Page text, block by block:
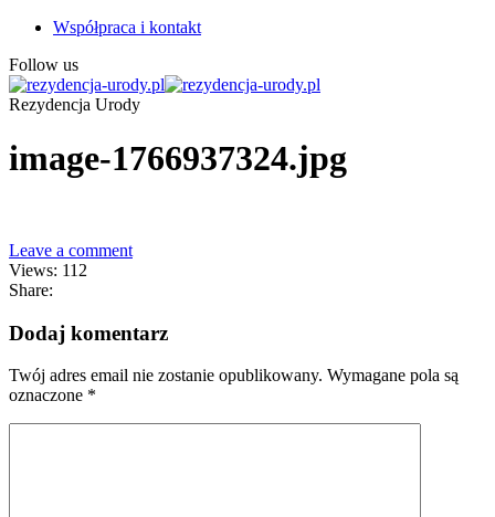
Współpraca i kontakt
Follow us
Rezydencja Urody
image-1766937324.jpg
Leave a comment
Views: 112
Share:
Dodaj komentarz
Twój adres email nie zostanie opublikowany. Wymagane pola są
oznaczone *